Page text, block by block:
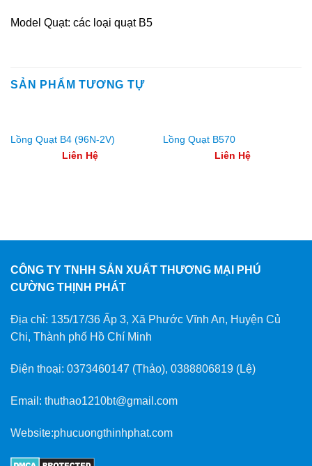
Model Quạt: các loại quạt B5
SẢN PHẨM TƯƠNG TỰ
Lồng Quạt B4 (96N-2V)
Liên Hệ
Lồng Quạt B570
Liên Hệ
CÔNG TY TNHH SẢN XUẤT THƯƠNG MẠI PHÚ
CƯỜNG THỊNH PHÁT
Địa chỉ: 135/17/36 Ấp 3, Xã Phước Vĩnh An, Huyện Củ
Chi, Thành phố Hồ Chí Minh
Điện thoại: 0373460147 (Thảo), 0388806819 (Lệ)
Email: thuthao1210bt@gmail.com
Website:phucuongthinhphat.com